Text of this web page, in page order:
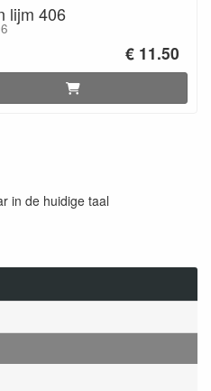
lijm 406
€ 11.50
in de huidige taal